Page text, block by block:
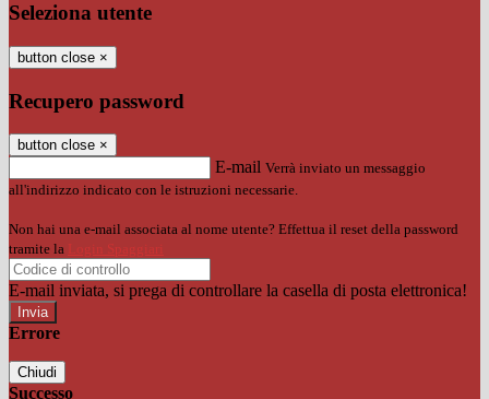
Seleziona utente
button close ×
Recupero password
button close ×
E-mail Verrà inviato un messaggio
all'indirizzo indicato con le istruzioni necessarie.
Non hai una e-mail associata al nome utente? Effettua il reset della password
tramite la Login Spaggiari
E-mail inviata, si prega di controllare la casella di posta elettronica!
Errore
Chiudi
Successo